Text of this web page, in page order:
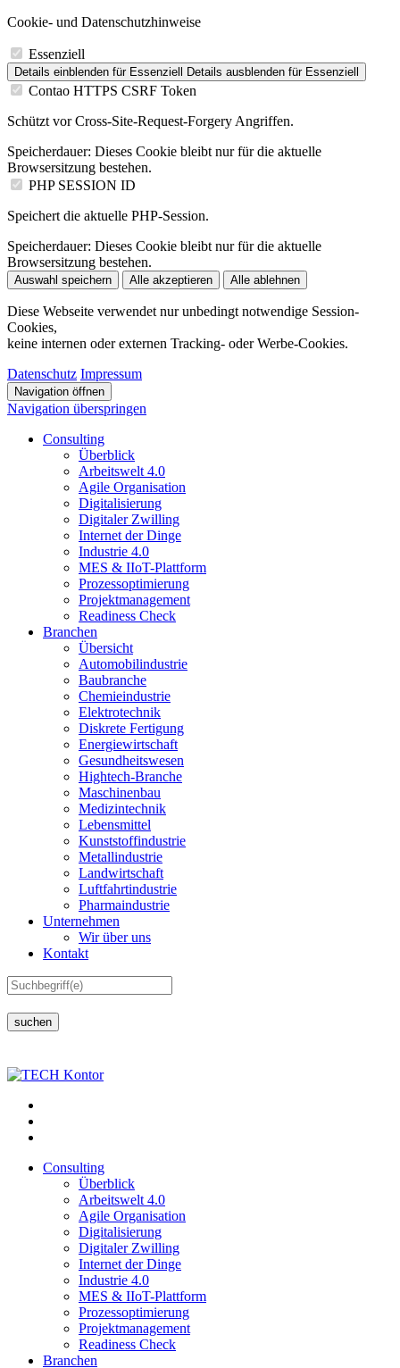
Cookie- und Datenschutzhinweise
Essenziell
Details einblenden für Essenziell Details ausblenden für Essenziell
Contao HTTPS CSRF Token
Schützt vor Cross-Site-Request-Forgery Angriffen.
Speicherdauer: Dieses Cookie bleibt nur für die aktuelle
Browsersitzung bestehen.
PHP SESSION ID
Speichert die aktuelle PHP-Session.
Speicherdauer: Dieses Cookie bleibt nur für die aktuelle
Browsersitzung bestehen.
Auswahl speichern Alle akzeptieren Alle ablehnen
Diese Webseite verwendet nur unbedingt notwendige Session-
Cookies,
keine internen oder externen Tracking- oder Werbe-Cookies.
Datenschutz Impressum
Navigation öffnen
Navigation überspringen
Consulting
Überblick
Arbeitswelt 4.0
Agile Organisation
Digitalisierung
Digitaler Zwilling
Internet der Dinge
Industrie 4.0
MES & IIoT-Plattform
Prozessoptimierung
Projektmanagement
Readiness Check
Branchen
Übersicht
Automobilindustrie
Baubranche
Chemieindustrie
Elektrotechnik
Diskrete Fertigung
Energiewirtschaft
Gesundheitswesen
Hightech-Branche
Maschinenbau
Medizintechnik
Lebensmittel
Kunststoffindustrie
Metallindustrie
Landwirtschaft
Luftfahrtindustrie
Pharmaindustrie
Unternehmen
Wir über uns
Kontakt
suchen
Consulting
Überblick
Arbeitswelt 4.0
Agile Organisation
Digitalisierung
Digitaler Zwilling
Internet der Dinge
Industrie 4.0
MES & IIoT-Plattform
Prozessoptimierung
Projektmanagement
Readiness Check
Branchen